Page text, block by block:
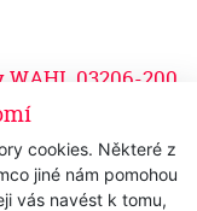
cookies. Některé z
jiné nám pomohou
vás navést k tomu,
03206-200